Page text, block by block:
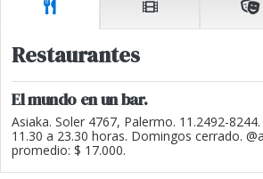
Restaurantes
El mundo en un bar.
Asiaka. Soler 4767, Palermo. 11.2492-
11.30 a 23.30 horas. Domingos cerrado.
promedio: $ 17.000.